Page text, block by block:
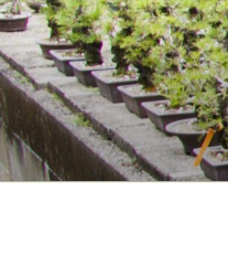
コ
ン
テ
ン
ツ
へ
ス